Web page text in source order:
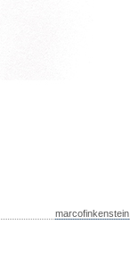
marcofinkenstein